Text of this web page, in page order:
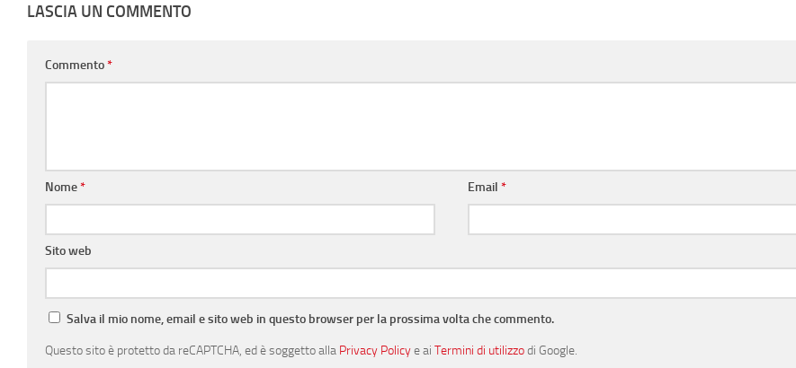
LASCIA UN COMMENTO
Commento*
Nome* Email*
Sito web
Salva il mio nome, email e sito web in questo browser per la prossima volta che commento.
Questo sito è protetto da reCAPTCHA, ed è soggetto alla Privacy Policye ai Termini di utilizzodi Google.